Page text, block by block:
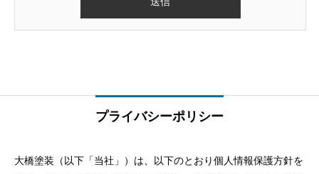
プライバシーポリシー
大橋塗装（以下「当社」）は、以下のとおり個人情報保護方針を